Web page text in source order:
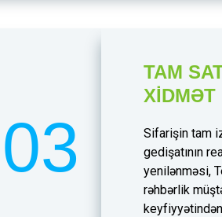
03
TAM
XIDMƏT
Sifarişin tam
gedişatının
yenilənməsi,
rəhbərlik